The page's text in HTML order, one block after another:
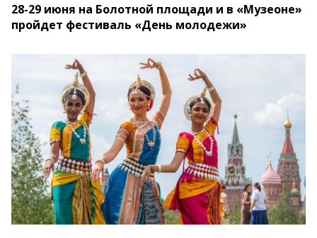
28-29 июня на Болотной площади и в «Музеоне»
пройдет фестиваль «День молодежи»